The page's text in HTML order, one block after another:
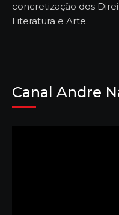
concretização dos
Literatura e Arte.
Canal Andre